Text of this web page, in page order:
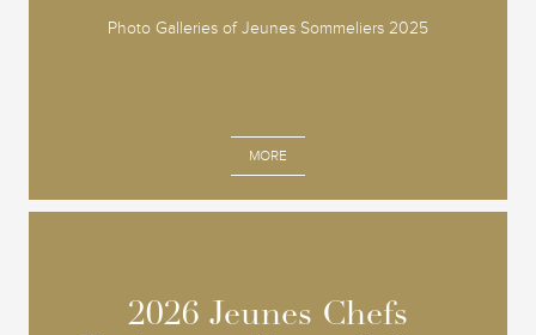
Photo Galleries of Jeunes Sommeliers 2025
MORE
2026 Jeunes Chefs
2026 Jeunes Chefs